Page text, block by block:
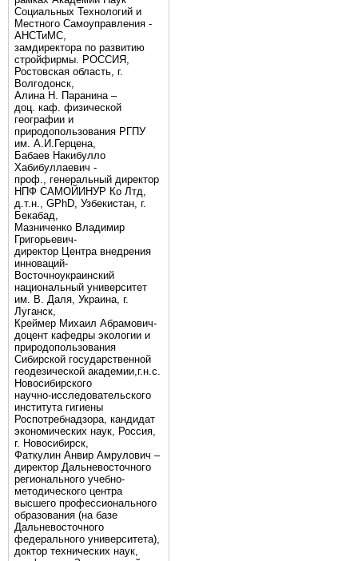
Социальных Технологий и
Местного Самоуправления -
АНСТиМС,
замдиректора по развитию
стройфирмы. РОССИЯ,
Ростовская область, г.
Волгодонск,
Алина Н. Паранина –
доц. каф. физической
географии и
природопользования РГПУ
им. А.И.Герцена,
Бабаев Накибулло
Хабибуллаевич -
проф., генеральный директор
НПФ САМОЙИНУР Ко Лтд,
д.т.н., GPhD, Узбекистан, г.
Бекабад,
Мазниченко Владимир
Григорьевич-
директор Центра внедрения
инноваций-
Восточноукраинский
национальный университет
им. В. Даля, Украина, г.
Луганск,
Креймер Михаил Абрамович-
доцент кафедры экологии и
природопользования
Сибирской государственной
геодезической академии,г.н.с.
Новосибирского
научно-исследовательского
института гигиены
Роспотребнадзора, кандидат
экономических наук, Россия,
г. Новосибирск,
Фаткулин Анвир Амрулович –
директор Дальневосточного
регионального учебно-
методического центра
высшего профессионального
образования (на базе
Дальневосточного
федерального университета),
доктор технических наук,